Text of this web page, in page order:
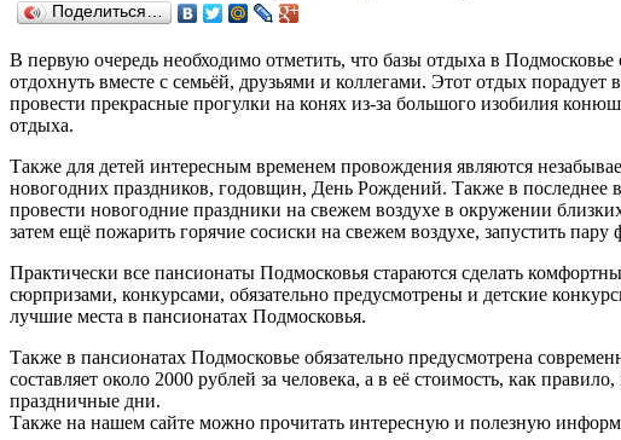
Поделиться…
В первую очередь необходимо отметить, что базы отдыха в
отдохнуть вместе с семьёй, друзьями и коллегами. Этот отдых
провести прекрасные прогулки на конях из-за большого изобилия
отдыха.
Также для детей интересным временем провождения являются
новогодних праздников, годовщин, День Рождений. Также в последнее
провести новогодние праздники на свежем воздухе в окружении
затем ещё пожарить горячие сосиски на свежем воздухе, запустить пару
Практически все пансионаты Подмосковья стараются сделать
сюрпризами, конкурсами, обязательно предусмотрены и детские
лучшие места в пансионатах Подмосковья.
Также в пансионатах Подмосковье обязательно предусмотрена
составляет около 2000 рублей за человека, а в её стоимость, как
праздничные дни.
Также на нашем сайте можно прочитать интересную и полезную